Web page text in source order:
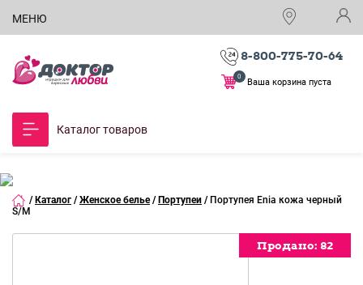
МЕНЮ
8-800-775-70-64
Ваша корзина пуста
0
Каталог товаров
/ Каталог / Женское белье / Портупеи / Портупея Enia кожа черный
S/M
Продано: 82
Продано: 82
Продано: 82